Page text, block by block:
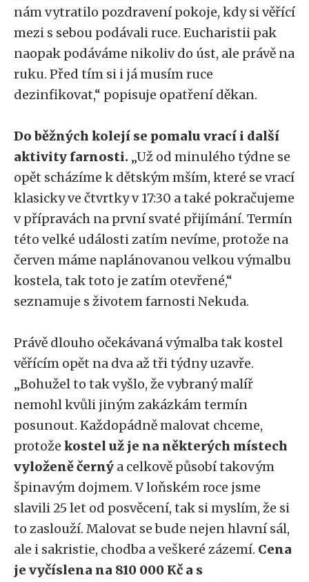
nám vytratilo pozdravení pokoje, kdy si věřící
mezi s sebou podávali ruce. Eucharistii pak
naopak podáváme nikoliv do úst, ale právě na
ruku. Před tím si i já musím ruce
dezinfikovat,“ popisuje opatření děkan.
Do běžných kolejí se pomalu vrací i další
aktivity farnosti. „Už od minulého týdne se
opět scházíme k dětským mším, které se vrací
klasicky ve čtvrtky v 17:30 a také pokračujeme
v přípravách na první svaté přijímání. Termín
této velké události zatím nevíme, protože na
červen máme naplánovanou velkou výmalbu
kostela, tak toto je zatím otevřené,“
seznamuje s životem farnosti Nekuda.
Právě dlouho očekávaná výmalba tak kostel
věřícím opět na dva až tři týdny uzavře.
„Bohužel to tak vyšlo, že vybraný malíř
nemohl kvůli jiným zakázkám termín
posunout. Každopádně malovat chceme,
protože kostel už je na některých místech
vyloženě černý a celkově působí takovým
špinavým dojmem. V loňském roce jsme
slavili 25 let od posvěcení, tak si myslím, že si
to zaslouží. Malovat se bude nejen hlavní sál,
ale i sakristie, chodba a veškeré zázemí. Cena
je vyčíslena na 810 000 Kč a s